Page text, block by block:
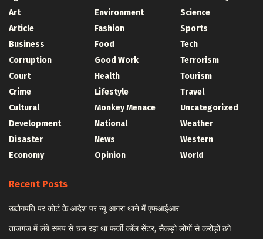
Art
Article
Business
Corruption
Court
Crime
Cultural
Development
Disaster
Economy
Environment
Fashion
Food
Good Work
Health
Lifestyle
Monkey Menace
National
News
Opinion
Science
Sports
Tech
Terrorism
Tourism
Travel
Uncategorized
Weather
Western
World
Recent Posts
उद्योगपति पर कोर्ट के आदेश पर न्यू आगरा थाने में एफआईआर
ताजगंज में लंबे समय से चल रहा था फर्जी कॉल सेंटर, सैकड़ो लोगों से करोड़ों ठगे